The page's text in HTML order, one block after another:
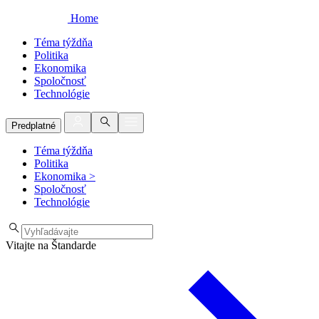
Home
Téma týždňa
Politika
Ekonomika
Spoločnosť
Technológie
Predplatné
Téma týždňa
Politika
Ekonomika >
Spoločnosť
Technológie
Vitajte na Štandarde